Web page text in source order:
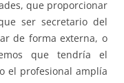
que proporcionar
ser secretario del
de forma externa, o
que tendría el
el profesional amplía